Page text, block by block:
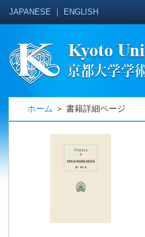
JAPANESE ｜ ENGLISH
ホーム ＞ 書籍詳細ページ